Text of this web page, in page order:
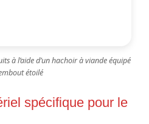
à l’aide d’un hachoir à viande équipé
étoilé
spécifique pour le